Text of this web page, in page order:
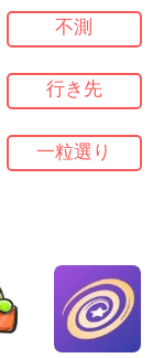
不測
行き先
一粒選り